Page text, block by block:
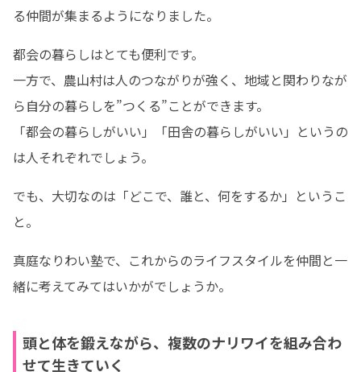
る仲間が集まるようになりました。
都会の暮らしはとても便利です。
一方で、農山村は人のつながりが強く、地域と関わりなが
ら自分の暮らしを”つくる”ことができます。
「都会の暮らしがいい」「田舎の暮らしがいい」というの
は人それぞれでしょう。
でも、大切なのは「どこで、誰と、何をするか」というこ
と。
真庭なりわい塾で、これからのライフスタイルを仲間と一
緒に考えてみてはいかがでしょうか。
頭と体を鍛えながら、複数のナリワイを組み合わ
せて生きていく